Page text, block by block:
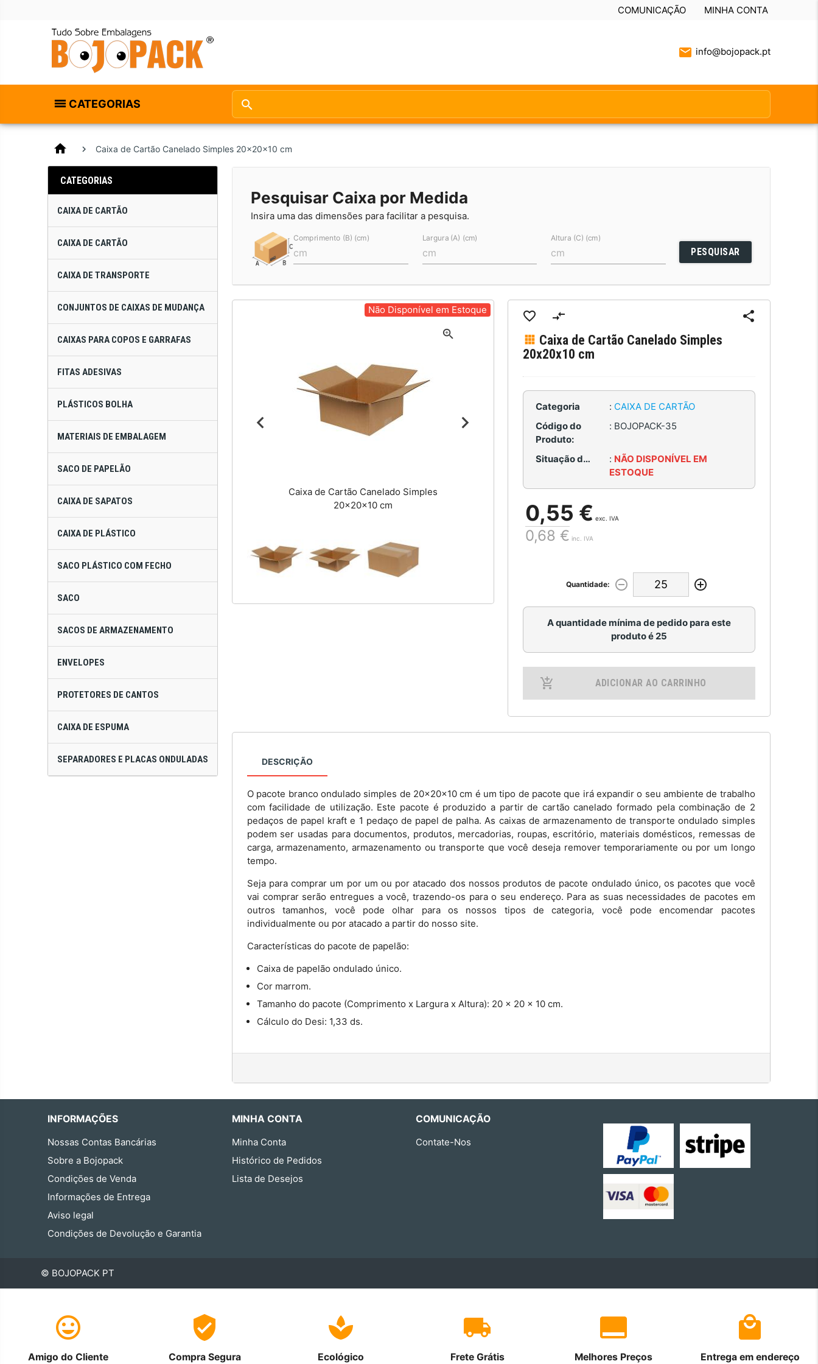
COMUNICAÇÃO MINHA CONTA
info@bojopack.pt
CATEGORIAS
home Caixa de Cartão Canelado Simples 20x20x10 cm
CATEGORIAS
CAIXA DE CARTÃO
CAIXA DE CARTÃO
CAIXA DE TRANSPORTE
CONJUNTOS DE CAIXAS DE MUDANÇA
CAIXAS PARA COPOS E GARRAFAS
FITAS ADESIVAS
PLÁSTICOS BOLHA
MATERIAIS DE EMBALAGEM
SACO DE PAPELÃO
CAIXA DE SAPATOS
CAIXA DE PLÁSTICO
SACO PLÁSTICO COM FECHO
SACO
SACOS DE ARMAZENAMENTO
ENVELOPES
PROTETORES DE CANTOS
CAIXA DE ESPUMA
SEPARADORES E PLACAS ONDULADAS
Pesquisar Caixa por Medida
Insira uma das dimensões para facilitar a pesquisa.
Comprimento (B) (cm) Largura (A) (cm) Altura (C) (cm)
PESQUISAR
Não Disponível em Estoque
Caixa de Cartão Canelado Simples
20x20x10 cm
Caixa de Cartão Canelado Simples
20x20x10 cm
Categoria : CAIXA DE CARTÃO
Código do
Produto:
: BOJOPACK-35
Situação de Estoque: : NÃO DISPONÍVEL EM
ESTOQUE
0,55 € exc. IVA
0,68 € inc. IVA
Quantidade:
A quantidade mínima de pedido para este
produto é 25
ADICIONAR AO CARRINHO
DESCRIÇÃO
O pacote branco ondulado simples de 20x20x10 cm é um tipo de pacote que irá expandir o seu ambiente de trabalho
com facilidade de utilização. Este pacote é produzido a partir de cartão canelado formado pela combinação de 2
pedaços de papel kraft e 1 pedaço de papel de palha. As caixas de armazenamento de transporte ondulado simples
podem ser usadas para documentos, produtos, mercadorias, roupas, escritório, materiais domésticos, remessas de
carga, armazenamento, armazenamento ou transporte que você deseja remover temporariamente ou por um longo
tempo.
Seja para comprar um por um ou por atacado dos nossos produtos de pacote ondulado único, os pacotes que você
vai comprar serão entregues a você, trazendo-os para o seu endereço. Para as suas necessidades de pacotes em
outros tamanhos, você pode olhar para os nossos tipos de categoria, você pode encomendar pacotes
individualmente ou por atacado a partir do nosso site.
Características do pacote de papelão:
Caixa de papelão ondulado único.
Cor marrom.
Tamanho do pacote (Comprimento x Largura x Altura): 20 x 20 x 10 cm.
Cálculo do Desi: 1,33 ds.
INFORMAÇÕES
Nossas Contas Bancárias
Sobre a Bojopack
Condições de Venda
Informações de Entrega
Aviso legal
Condições de Devolução e Garantia
MINHA CONTA
Minha Conta
Histórico de Pedidos
Lista de Desejos
COMUNICAÇÃO
Contate-Nos
© BOJOPACK PT
Amigo do Cliente Compra Segura Ecológico Frete Grátis Melhores Preços Entrega em endereço